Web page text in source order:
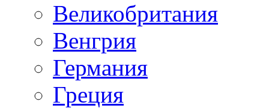
Великобритания
Венгрия
Германия
Греция